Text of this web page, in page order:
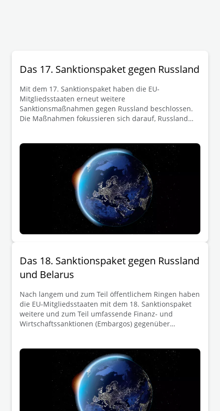
Das 17. Sanktionspaket gegen Russland
Mit dem 17. Sanktionspaket haben die EU-
Mitgliedsstaaten erneut weitere
Sanktionsmaßnahmen gegen Russland beschlossen.
Die Maßnahmen fokussieren sich darauf, Russland
Einnahmequellen aus dem Verkauf von Energien
inbesonder Öl und Ölprodukte zuverringern. Die
Ergänzungen betreffen die Verordnung (EU) 833/2014
sowie die Verordnung (EU) 269/2014. Im Folgenden
erhalten Sie einen kurzen Überblick über die
wichtigsten Ergänzungen sowie Änderungen und die
sich daraus ergebenen Auswirkungen für europäische
Das 18. Sanktionspaket gegen Russland
und Belarus
Nach langem und zum Teil öffentlichem Ringen haben
die EU-Mitgliedsstaaten mit dem 18. Sanktionspaket
weitere und zum Teil umfassende Finanz- und
Wirtschaftssanktionen (Embargos) gegenüber
schärfsten Maßnahmen seit Beginn des russischen
Angriffskriegs gegen die Ukraine. In Fokus des Pakets
stehen Maßnahmen im Bereich der russischen
Energie und Finanzwirtschaft, der militärischen
Kapazitäten Russlands sowie die zunehmende
Bekämpfung von Sanktionsumgehungen. Die